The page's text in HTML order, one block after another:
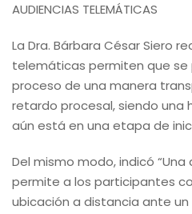
AUDIENCIAS TELEMÁTICAS
La Dra. Bárbara César Siero
telemáticas permiten que se
proceso de una manera
retardo procesal, siendo una
aún está en una etapa de
Del mismo modo, indicó
permite a los participantes
ubicación a distancia ante